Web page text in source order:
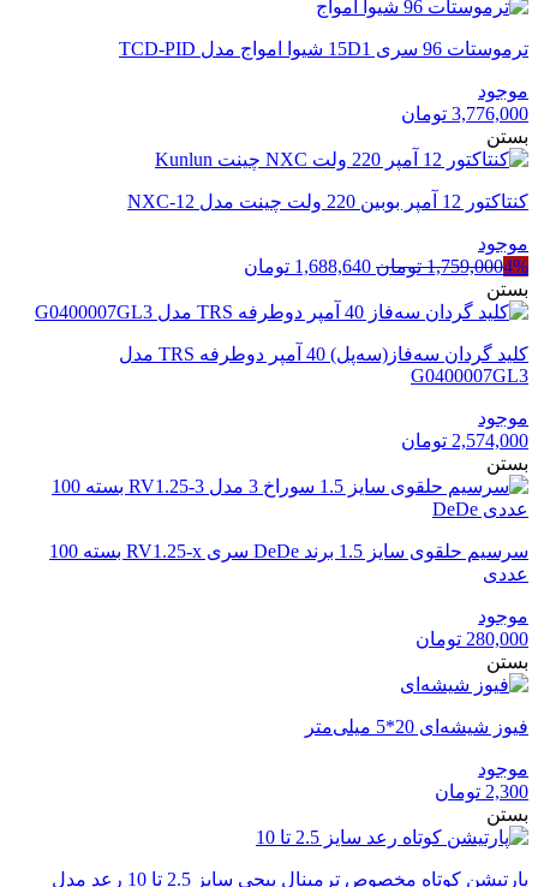
ترموستات 96 سری 15D1 شیوا امواج مدل TCD-PID
موجود
3,776,000 تومان
بستن
کنتاکتور 12 آمپر بوبین 220 ولت چینت مدل NXC-12
موجود
4%
1,759,000 تومان قیمت
1,759,000 تومان
1,688,640 تومان
1,688,640 تومان
بستن
کلید گردان سه‌فاز(سه‌پل) 40 آمپر دوطرفه TRS مدل
G0400007GL3
موجود
2,574,000 تومان
بستن
سرسیم حلقوی سایز 1.5 برند DeDe سری RV1.25-x بسته 100
عددی
موجود
280,000 تومان
بستن
فیوز شیشه‌ای 20*5 میلی‌متر
موجود
2,300 تومان
بستن
پارتیشن کوتاه مخصوص ترمینال پیچی سایز 2.5 تا 10 رعد مدل